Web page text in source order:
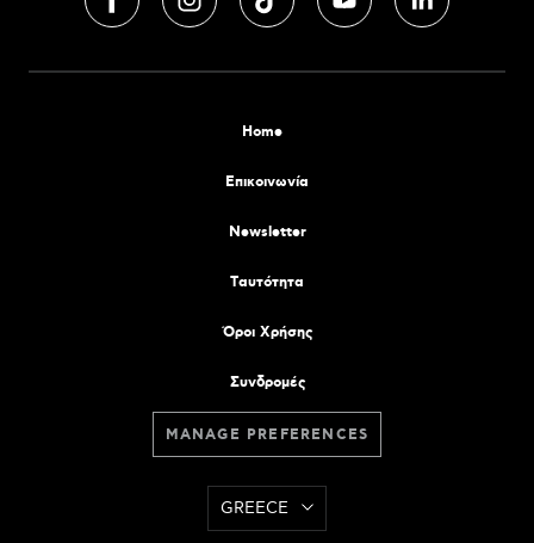
Home
Επικοινωνία
Newsletter
Tαυτότητα
Όροι Χρήσης
Συνδρομές
MANAGE PREFERENCES
GREECE